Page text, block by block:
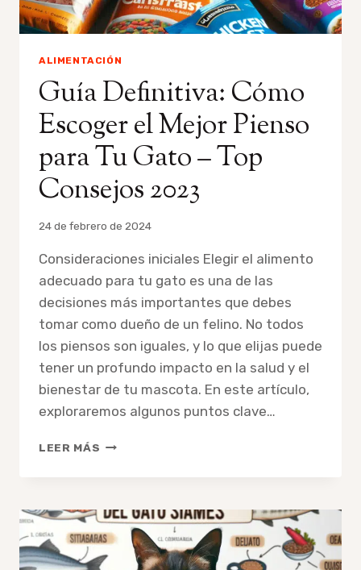
ALIMENTACIÓN
Guía Definitiva: Cómo
Escoger el Mejor Pienso
para Tu Gato – Top
Consejos 2023
Por
24 de febrero de 2024
Consideraciones iniciales Elegir el alimento
adecuado para tu gato es una de las
decisiones más importantes que debes
tomar como dueño de un felino. No todos
los piensos son iguales, y lo que elijas puede
tener un profundo impacto en la salud y el
bienestar de tu mascota. En este artículo,
exploraremos algunos puntos clave…
LEER MÁS GUÍA
EL
MEJOR
PIENSO
PARA